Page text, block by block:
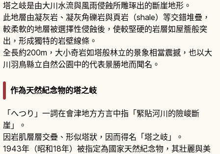
塔之岐是由大川水流與風雨侵蝕所雕琢出的斷崖地形。
此地層由凝灰岩、凝灰角礫岩與頁岩（shale）等交錯堆疊，
較柔軟的地層被選擇性侵蝕後，使較堅硬的岩層如屋簷般突
出，形成獨特的岩壁線條。
全長約200m，大小奇岩如塔般林立的景象相當震撼，也以大
川羽鳥縣立自然公園中的代表景勝地而聞名。
作為天然紀念物的塔之岐
「へつり」一詞在會津地方方言中指「緊貼河川的險峻斷
崖」。
因岩肌層層交疊、形似塔狀，因而得名「塔之岐」。
1943年（昭和18年）被指定為國家天然紀念物，其壯麗與美